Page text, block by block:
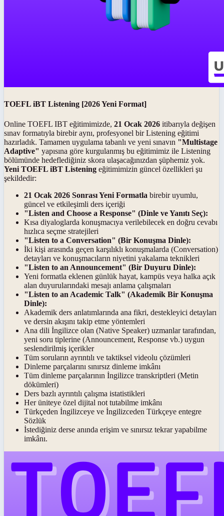
TOEFL iBT Listening [2026 Yeni Format]
Online TOEFL IBT eğitimimizde, 21 Ocak 2026 itibarıyla değişen
sınav formatıyla birebir aynı, profesyonel bir Listening eğitimi
hazırladık. Tamamen uygulama tabanlı ve yeni sınavın "Multistage
Adaptive" yapısına göre kurgulanmış bu eğitimimiz ile Listening
bölümünde hedeflediğiniz skora ulaşacağınızdan şüphemiz yok.
Yeni TOEFL iBT Listening eğitimimizin güncel özellikleri şu
şekildedir:
21 Ocak 2026 Sonrası Yeni Formatla birebir uyumlu,
güncel ve etkileşimli ders içeriği
"Listen and Choose a Response" (Dinle ve Yanıtı Seç):
Kısa diyaloglarda konuşmacıya verilebilecek en doğru cevabı
hızlıca seçme stratejileri
"Listen to a Conversation" (Bir Konuşma Dinle):
İki kişi arasında geçen karşılıklı konuşmalarda (Conversation)
detayları ve konuşmacıların niyetini yakalama teknikleri
"Listen to an Announcement" (Bir Duyuru Dinle):
Yeni formatla eklenen günlük hayat, kampüs veya halka açık
alan duyurularındaki mesajı anlama çalışmaları
"Listen to an Academic Talk" (Akademik Bir Konuşma
Dinle):
Akademik ders anlatımlarında ana fikri, destekleyici detayları
ve dersin akışını takip etme yöntemleri
Ana dili İngilizce olan (Native Speaker) uzmanlar tarafından,
yeni soru tiplerine (Announcement, Response vb.) uygun
seslendirilmiş içerikler
Tüm soruların ayrıntılı ve taktiksel videolu çözümleri
Dinleme parçalarını sınırsız dinleme imkânı
Tüm dinleme parçalarının İngilizce transkriptleri (Metin
dökümleri)
Ders bazlı ayrıntılı çalışma istatistikleri
Her üniteye özel dijital not tutabilme imkânı
Türkçeden İngilizceye ve İngilizceden Türkçeye entegre
Sözlük
İstediğiniz derse anında erişim ve sınırsız tekrar yapabilme
imkânı.